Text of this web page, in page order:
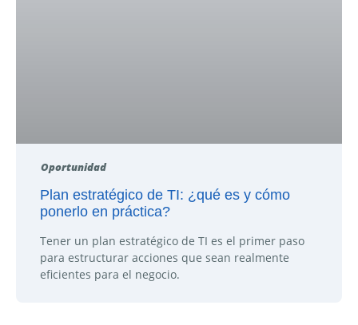
Oportunidad
Plan estratégico de TI: ¿qué es y cómo
ponerlo en práctica?
Tener un plan estratégico de TI es el primer paso
para estructurar acciones que sean realmente
eficientes para el negocio.